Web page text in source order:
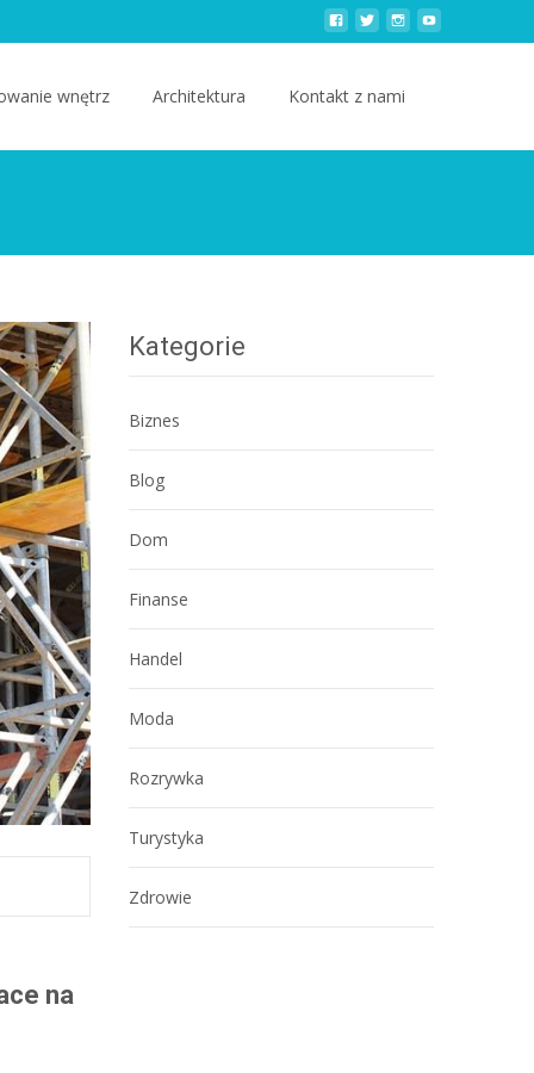
wnętrz Architektura Kontakt z nami
na
Kategorie
Biznes
Blog
Dom
Finanse
Handel
Moda
Rozrywka
Turystyka
Zdrowie